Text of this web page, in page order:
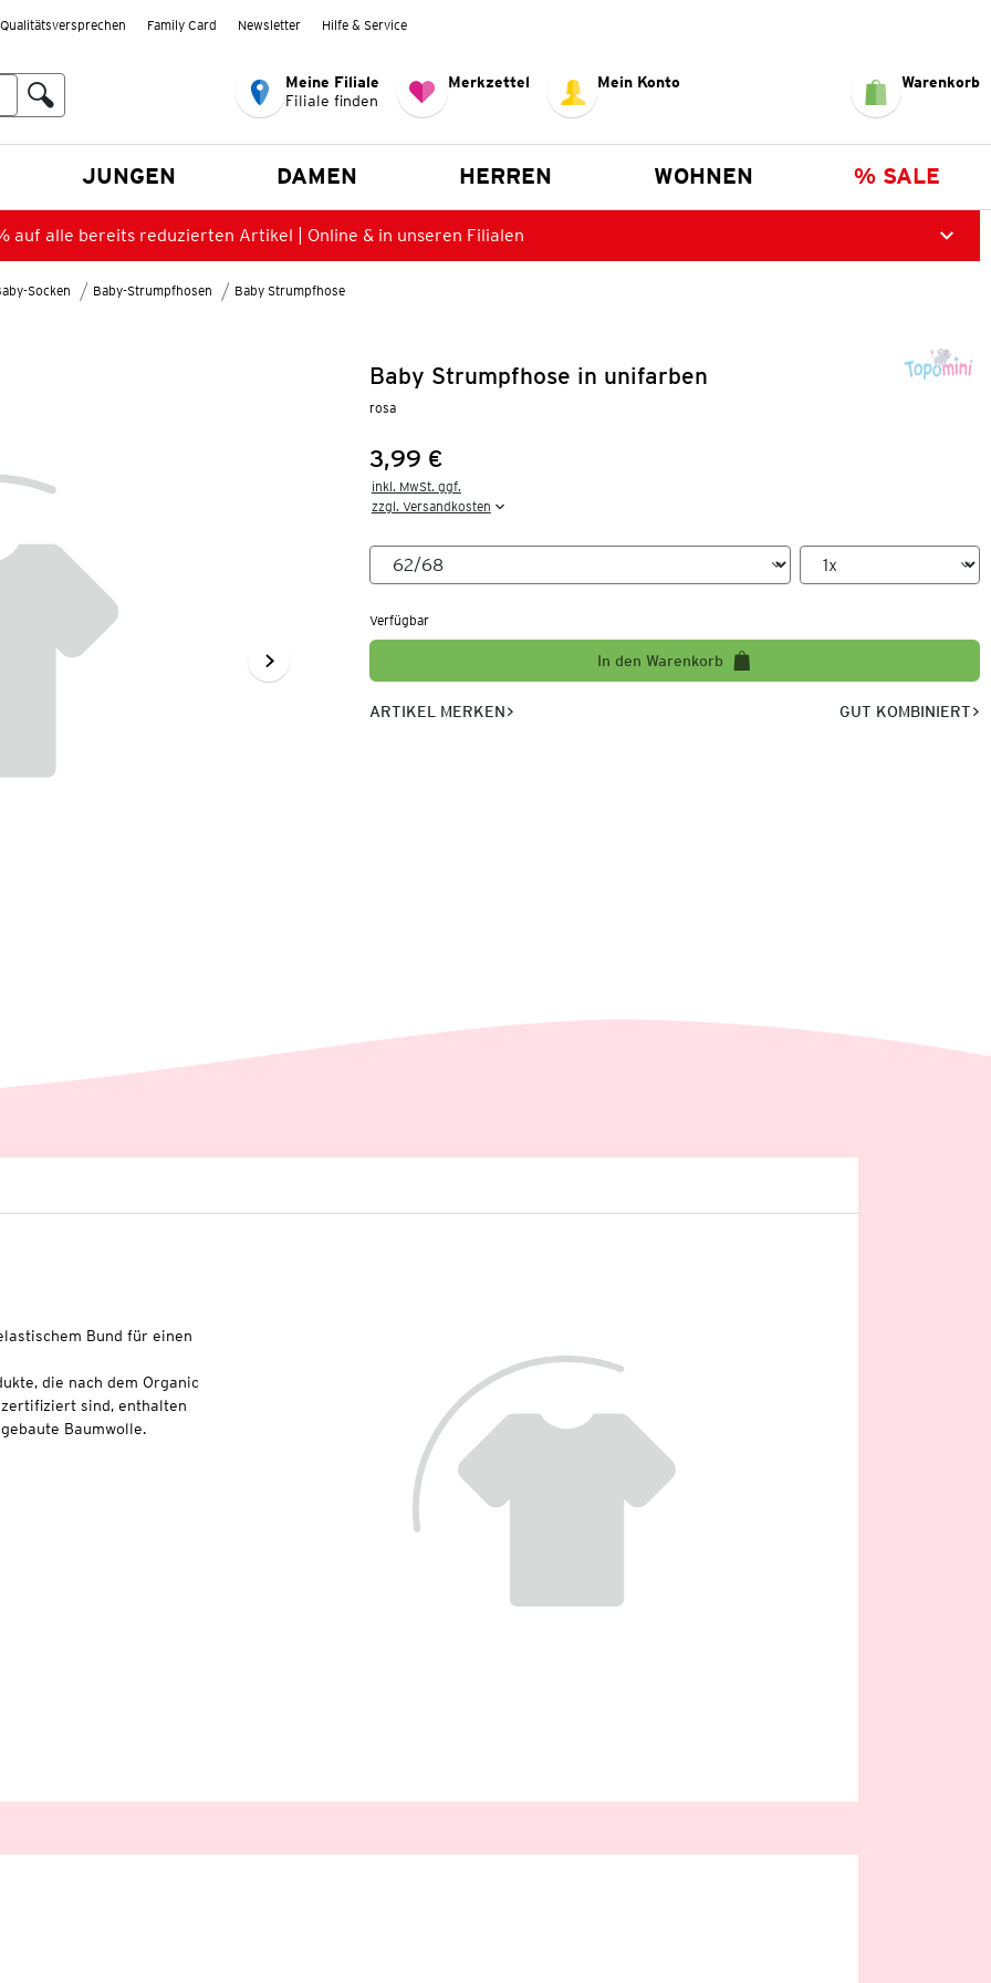
Qualitätsversprechen Family Card Newsletter Hilfe & Service
Meine Filiale
Filiale finden
Merkzettel Mein Konto Warenkorb
JUNGEN DAMEN HERREN WOHNEN % SALE
auf alle bereits reduzierten Artikel | Online & in unseren Filialen
Socken Baby-Strumpfhosen Baby Strumpfhose
Baby Strumpfhose in unifarben
rosa
Preis:
3,99 €
inkl. MwSt. ggf.
zzgl. Versandkosten
Verfügbar
In den Warenkorb
ARTIKEL MERKEN GUT KOMBINIERT
Bund für einen
die nach dem Organic
sind, enthalten
Baumwolle.